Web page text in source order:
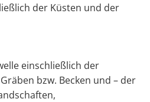
der Küsten und der
einschließlich der
bzw. Becken und – der